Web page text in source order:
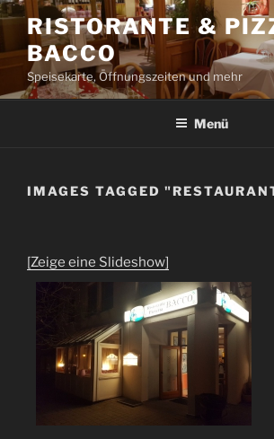
Zum
Inhalt
springen
RISTORANTE &
BACCO
Speisekarte, Öffnungszeiten und mehr
Menü
IMAGES TAGGED
[Zeige eine Slideshow]